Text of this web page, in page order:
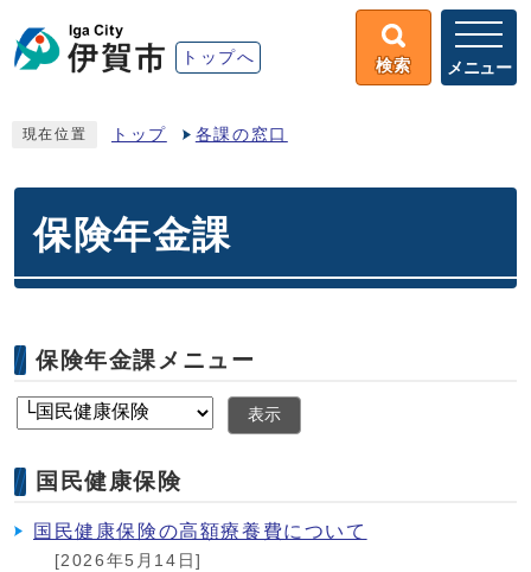
トップへ 検索 メニュー
現在位置 トップ 各課の窓口
保険年金課
保険年金課メニュー
表示
国民健康保険
国民健康保険の高額療養費について
[2026年5月14日]